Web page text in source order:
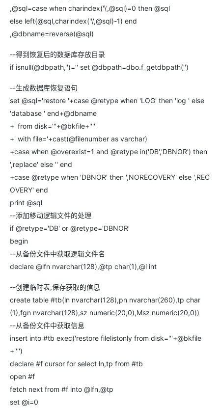
,@sql=case when charindex('\',@sql)=0 then @sql
else left(@sql,charindex('\',@sql)-1) end
,@dbname=reverse(@sql)
--得到恢复后的数据库存放目录
if isnull(@dbpath,'')='' set @dbpath=dbo.f_getdbpath('')
--生成数据库恢复语句
set @sql='restore '+case @retype when 'LOG' then 'log ' else
'database ' end+@dbname
+' from disk='''+@bkfile+''''
+' with file='+cast(@filenumber as varchar)
+case when @overexist=1 and @retype in('DB','DBNOR') then
',replace' else '' end
+case @retype when 'DBNOR' then ',NORECOVERY' else ',REC
OVERY' end
print @sql
--添加移动逻辑文件的处理
if @retype='DB' or @retype='DBNOR'
begin
--从备份文件中获取逻辑文件名
declare @lfn nvarchar(128),@tp char(1),@i int
--创建临时表,保存获取的信息
create table #tb(ln nvarchar(128),pn nvarchar(260),tp char
(1),fgn nvarchar(128),sz numeric(20,0),Msz numeric(20,0))
--从备份文件中获取信息
insert into #tb exec('restore filelistonly from disk='''+@bkfile
+'''')
declare #f cursor for select ln,tp from #tb
open #f
fetch next from #f into @lfn,@tp
set @i=0